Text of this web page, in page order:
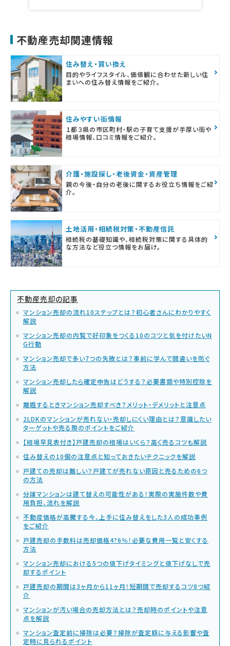
不動産売却関連情報
住み替え・買い換え
目的やライフスタイル、価値観に合わせた新しい住
まいへの住み替え情報をご紹介。
住みやすい街情報
１都３県の市区町村・駅の子育て支援が手厚い街や
相場情報、口コミ情報をご紹介。
介護・施設探し・老後資金・資産管理
親の今後・自分の老後に関するお役立ち情報をご紹
介。
土地活用・相続税対策・不動産信託
相続税の基礎知識や、相続税対策に関する具体的
な方法など役立つ情報をお届け。
不動産売却の記事
マンション売却の流れ10ステップとは？初心者さんにわかりやすく
解説
マンション売却の内覧で好印象をつくる10のコツと気を付けたいN
G行動
マンション売却で多い7つの失敗とは？事前に学んで間違いを防ぐ
方法
マンション売却したら確定申告はどうする？必要書類や特別控除を
解説
離婚するときマンション売却すべき？メリット・デメリットと注意点
2LDKのマンションが売れない・売却しにくい理由とは？意識したい
ターゲットや売る際のポイントをご紹介
【相場早見表付き】戸建売却の相場はいくら？高く売るコツも解説
住み替えの10個の注意点と知っておきたいテクニックを解説
戸建ての売却は難しい？戸建てが売れない原因と売るための6つ
の方法
分譲マンションは建て替えの可能性がある！実際の実施件数や費
用負担、流れを解説
不動産価格が高騰する今、上手に住み替えをした3人の成功事例
をご紹介
戸建売却の手数料は売却価格4?6％！必要な費用一覧と安くする
方法
マンション売却における5つの値下げタイミングと値下げなしで売
却するポイント
戸建売却の期間は3ヶ月から11ヶ月！短期間で売却するコツ8つ紹
介
マンションが汚い場合の売却方法とは？売却時のポイントや注意
点を解説
マンション査定前に掃除は必要？掃除が査定額に与える影響や査
定時に見られるポイント